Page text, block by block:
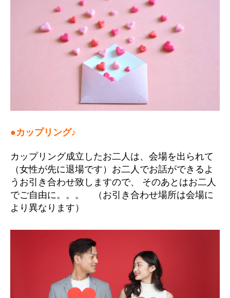
●カップリング♪
カップリング成立したお二人は、会場を出られて
（女性が先に退場です）お二人でお話ができるよ
うお引き合わせ致しますので、 そのあとはお二人
でご自由に。。。 （お引き合わせ場所は会場に
より異なります）